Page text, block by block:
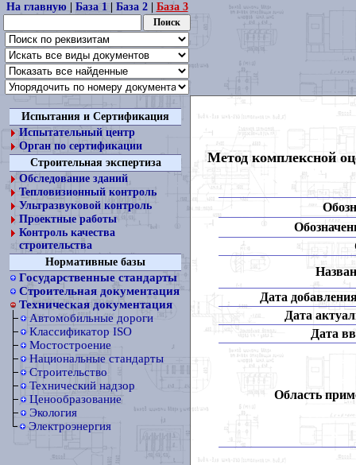
На главную| База 1| База 2| База 3
Испытания и Сертификация
Испытательный центр
Орган по сертификации
Строительная экспертиза
Обследование зданий
Тепловизионный контроль
Ультразвуковой контроль
Проектные работы
Контроль качества
строительства
Нормативные базы
Государственные стандарты
Строительная документация
Техническая документация
Автомобильные дороги
Классификатор ISO
Мостостроение
Национальные стандарты
Строительство
Технический надзор
Ценообразование
Экология
Электроэнергия
Метод комплексной
Дата
Дата
Дата
Область